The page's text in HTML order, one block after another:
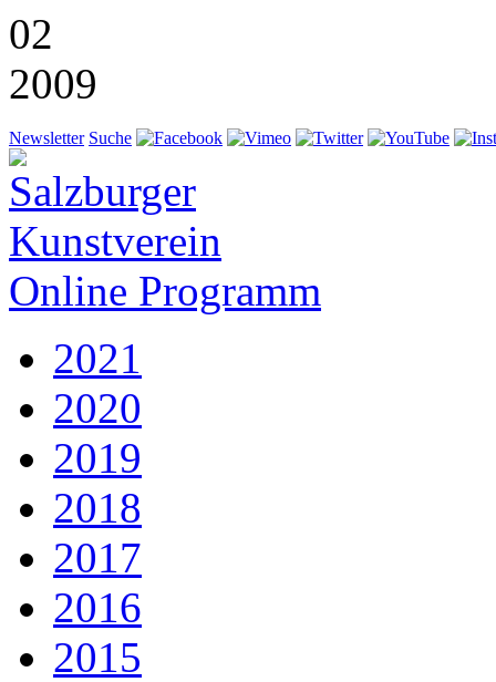
02
2009
Newsletter Suche
Online Programm
2021
2020
2019
2018
2017
2016
2015